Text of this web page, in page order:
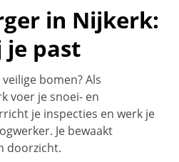
in Nijkerk:
past
bomen? Als
voer je snoei- en
je inspecties en werk je
Je bewaakt
doorzicht.